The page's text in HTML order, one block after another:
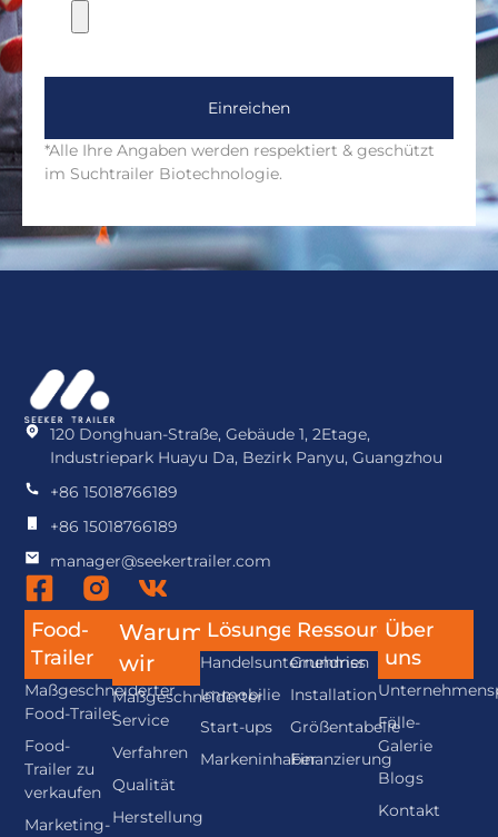
Einreichen
*Alle Ihre Angaben werden respektiert & geschützt
im Suchtrailer Biotechnologie.
120 Donghuan-Straße, Gebäude 1, 2Etage,
Industriepark Huayu Da, Bezirk Panyu, Guangzhou
+86 15018766189
+86 15018766189
manager@seekertrailer.com
Food-
Trailer
Maßgeschneiderter
Food-Trailer
Food-
Trailer zu
verkaufen
Marketing-
Warum
wir
Maßgeschneiderter
Service
Verfahren
Qualität
Herstellung
Lösungen
Handelsunternehmen
Immobilie
Start-ups
Markeninhaber
Ressource
Grundriss
Installation
Größentabelle
Finanzierung
Über
uns
Fälle-
Galerie
Blogs
Kontakt